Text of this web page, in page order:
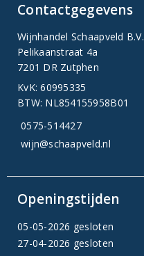
Contactgegevens
Wijnhandel Schaapveld B.V.
Pelikaanstraat 4a
7201 DR Zutphen
KvK: 60995335
BTW: NL854155958B01
0575-514427
wijn@schaapveld.nl
Openingstijden
05-05-2026 gesloten
27-04-2026 gesloten